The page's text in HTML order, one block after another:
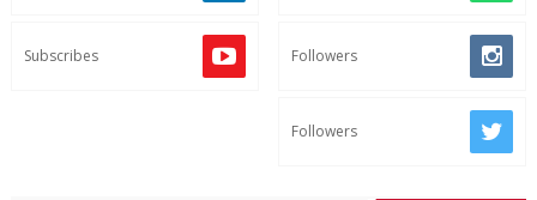
Followers
Subscribes
Followers